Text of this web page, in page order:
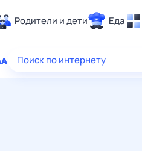
Родители и дети Еда
Здоровье
Поиск по интернету